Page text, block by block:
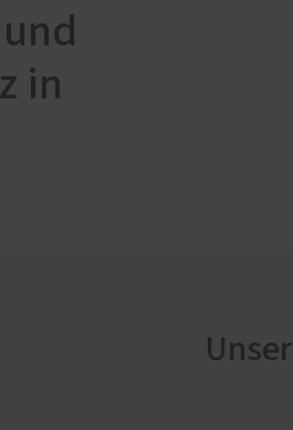
Haustür-Konfigurator
Service
Schallschutz-Simulator
in